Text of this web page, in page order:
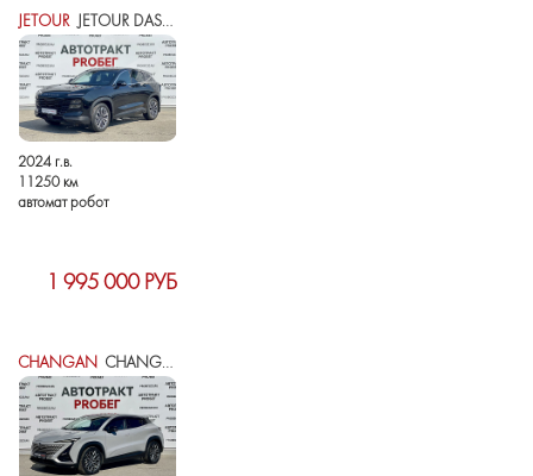
JETOUR JETOUR DASHING I
2024 г.в.
11250 км
автомат робот
1 995 000 РУБ
CHANGAN CHANGAN UNI-T I